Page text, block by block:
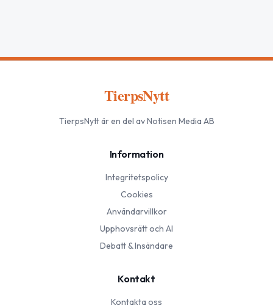
TierpsNytt
TierpsNyttär en del av Notisen Media AB
Information
Integritetspolicy
Cookies
Användarvillkor
Upphovsrätt och AI
Debatt & Insändare
Kontakt
Kontakta oss